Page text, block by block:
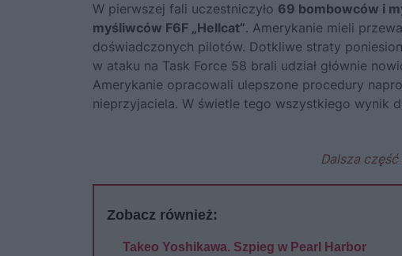
W pierwszej fali uczestniczyło 69 bombowców i
myśliwców F6F „Hellcat”. Amerykanie mieli
doświadczonych pilotów. Dotkliwe straty
w ataku na Task Force 58 brali udział głównie
Amerykanie opracowali ulepszone procedury
nieprzyjaciela. W świetle tego wszystkiego wynik
Dalsza
Zobacz również:
Takeo Yoshikawa. Szpieg w Pearl Harbor